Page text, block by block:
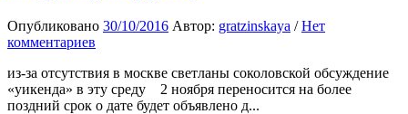
Опубликовано 30/10/2016 Автор: gratzinskaya /Нет
комментариев
из-за отсутствия в москве светланы соколовской обсуждение
«уикенда» в эту среду 2 ноября переносится на более
поздний срок о дате будет объявлено д...